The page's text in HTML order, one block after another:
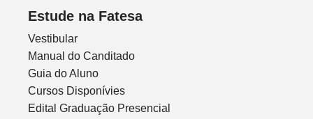
Estude na Fatesa
Vestibular
Manual do Canditado
Guia do Aluno
Cursos Disponívies
Edital Graduação Presencial